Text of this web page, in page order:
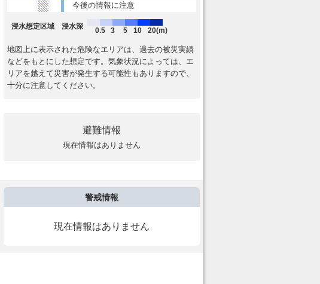
今後の情報に注意
浸水想定区域 浸水深
0.5 3 5 10 20(m)
地図上に表示された危険なエリアは、過去の被災実績
などをもとにした想定です。気象状況によっては、エ
リアを越えて災害が発生する可能性もありますので、
十分に注意してください。
避難情報
現在情報はありません
警戒情報
現在情報はありません